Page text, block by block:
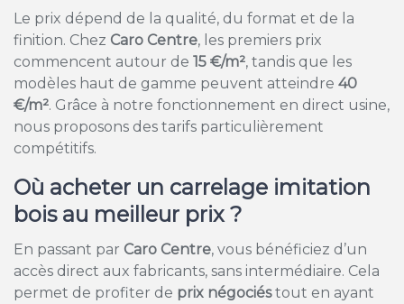
Le prix dépend de la qualité, du format et de la
finition. Chez Caro Centre, les premiers prix
commencent autour de 15 €/m², tandis que les
modèles haut de gamme peuvent atteindre 40
€/m². Grâce à notre fonctionnement en direct usine,
nous proposons des tarifs particulièrement
compétitifs.
Où acheter un carrelage imitation
bois au meilleur prix ?
En passant par Caro Centre, vous bénéficiez d’un
accès direct aux fabricants, sans intermédiaire. Cela
permet de profiter de prix négociéstout en ayant